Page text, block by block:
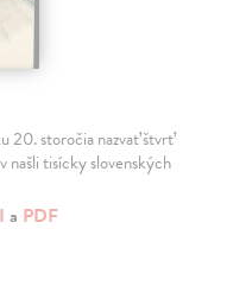
20. storočia nazvať štvrť
našli tisícky slovenských
a PDF